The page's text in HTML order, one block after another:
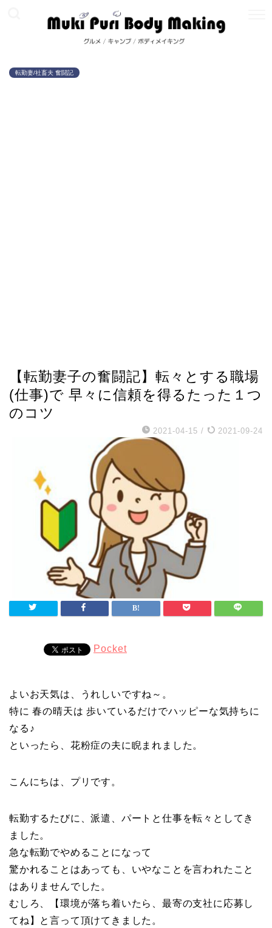
転勤妻/社畜夫 奮闘記
【転勤妻子の奮闘記】転々とする職場
(仕事)で 早々に信頼を得るたった１つ
のコツ
2021-04-15 / 2021-09-24
Pocket
よいお天気は、うれしいですね～。
特に 春の晴天は 歩いているだけでハッピーな気持ちに
なる♪
といったら、花粉症の夫に睨まれました。
こんにちは、プリです。
転勤するたびに、派遣、パートと仕事を転々としてき
ました。
急な転勤でやめることになって
驚かれることはあっても、いやなことを言われたこと
はありませんでした。
むしろ、【環境が落ち着いたら、最寄の支社に応募し
てね】と言って頂けてきました。